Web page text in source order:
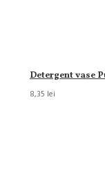
Detergent vase
8,35 lei